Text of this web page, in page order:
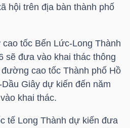
hội trên địa bàn thành phố
tốc Bến Lức-Long Thành
sẽ đưa vào khai thác thông
cao tốc Thành phố Hồ
Giây dự kiến đến năm
khai thác.
tế Long Thành dự kiến đưa